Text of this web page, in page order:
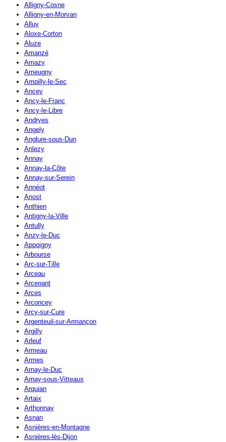
Alligny-Cosne
Alligny-en-Morvan
Alluy
Aloxe-Corton
Aluze
Amanzé
Amazy
Ameugny
Ampilly-le-Sec
Ancey
Ancy-le-Franc
Ancy-le-Libre
Andryes
Angely
Anglure-sous-Dun
Anlezy
Annay
Annay-la-Côte
Annay-sur-Serein
Annéot
Anost
Anthien
Antigny-la-Ville
Antully
Anzy-le-Duc
Appoigny
Arbourse
Arc-sur-Tille
Arceau
Arcenant
Arces
Arconcey
Arcy-sur-Cure
Argenteuil-sur-Armançon
Argilly
Arleuf
Armeau
Armes
Arnay-le-Duc
Arnay-sous-Vitteaux
Arquian
Artaix
Arthonnay
Asnan
Asnières-en-Montagne
Asnières-lès-Dijon